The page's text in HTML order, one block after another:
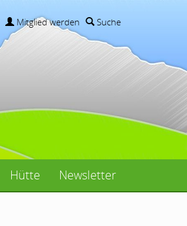
Mitglied werden
Suche
Hütte Newsletter